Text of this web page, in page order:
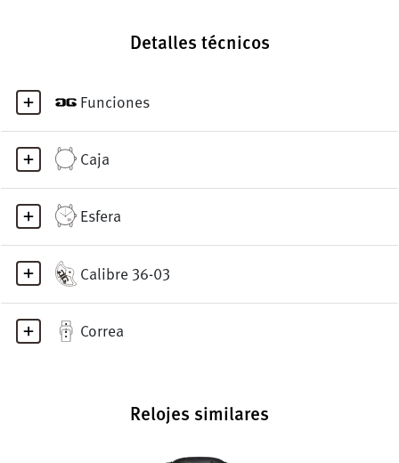
Detalles técnicos
Funciones
Caja
Esfera
Calibre 36-03
Correa
Relojes similares